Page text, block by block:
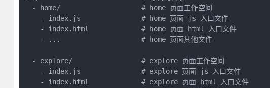
  - home/                    # home 页面工作空间
    - index.js               # home 页面 js 入口文件
    - index.html             # home 页面 html 入口文件
    - ...                    # home 页面其他文件
  - explore/                 # explore 页面工作空间
    - index.js               # explore 页面 js 入口文件
    - index.html             # explore 页面 html 入口文件